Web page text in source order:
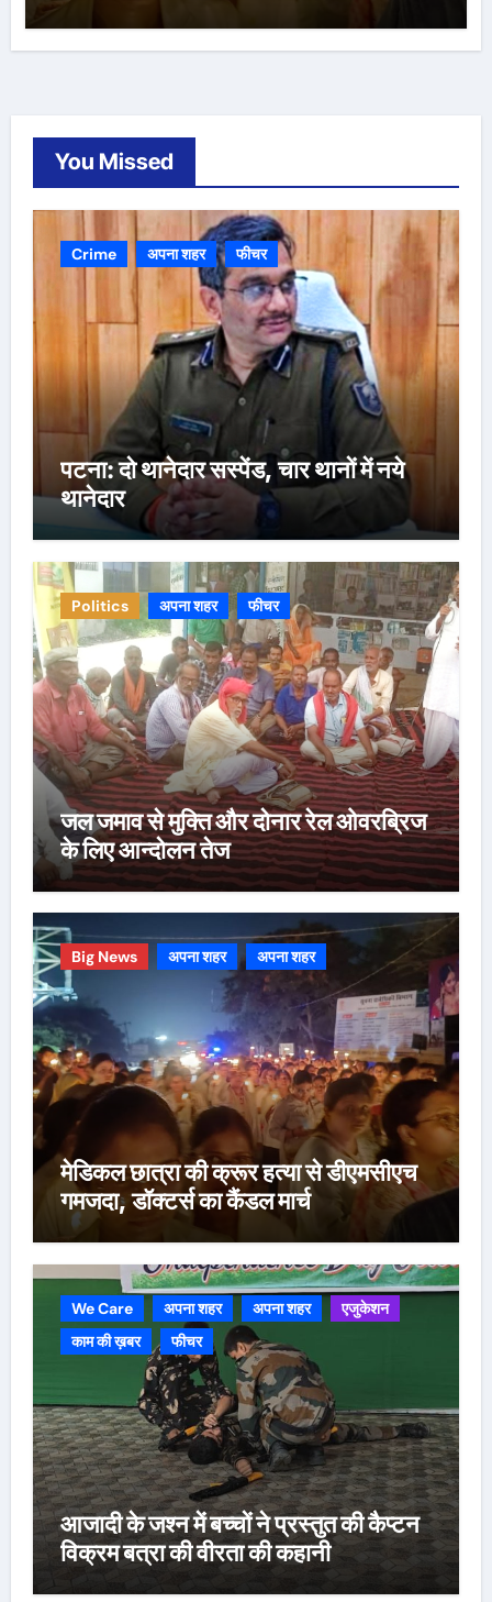
You Missed
Crime अपना शहर फीचर
पटना: दो थानेदार सस्पेंड, चार थानों में नये
थानेदार
Politics अपना शहर फीचर
जल जमाव से मुक्ति और दोनार रेल ओवरब्रिज
के लिए आन्दोलन तेज
Big News अपना शहर अपना शहर
मेडिकल छात्रा की क्रूर हत्या से डीएमसीएच
गमजदा, डॉक्टर्स का कैंडल मार्च
We Care अपना शहर अपना शहर
एजुकेशन
काम की ख़बर
फीचर
आजादी के जश्न में बच्चों ने प्रस्तुत की कैप्टन
विक्रम बत्रा की वीरता की कहानी